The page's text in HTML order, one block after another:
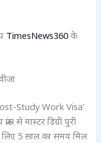
TimesNews360 के
Study Work Visa’
से मास्टर डिग्री पूरी
5 साल का समय मिल